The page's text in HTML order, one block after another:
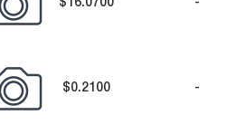
$16.0700 -
$0.2100 -